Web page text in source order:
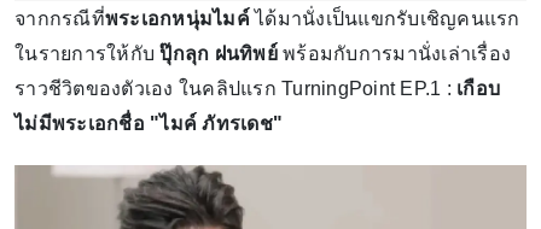
จากกรณีที่พระเอกหนุ่มไมค์ ได้มานั่งเป็นแขกรับเชิญคนแรก
ในรายการให้กับปุ๊กลุก ฝนทิพย์พร้อมกับการมานั่งเล่าเรื่อง
ราวชีวิตของตัวเอง ในคลิปแรก TurningPoint EP.1 : เกือบ
ไม่มีพระเอกชื่อ "ไมค์ ภัทรเดช"